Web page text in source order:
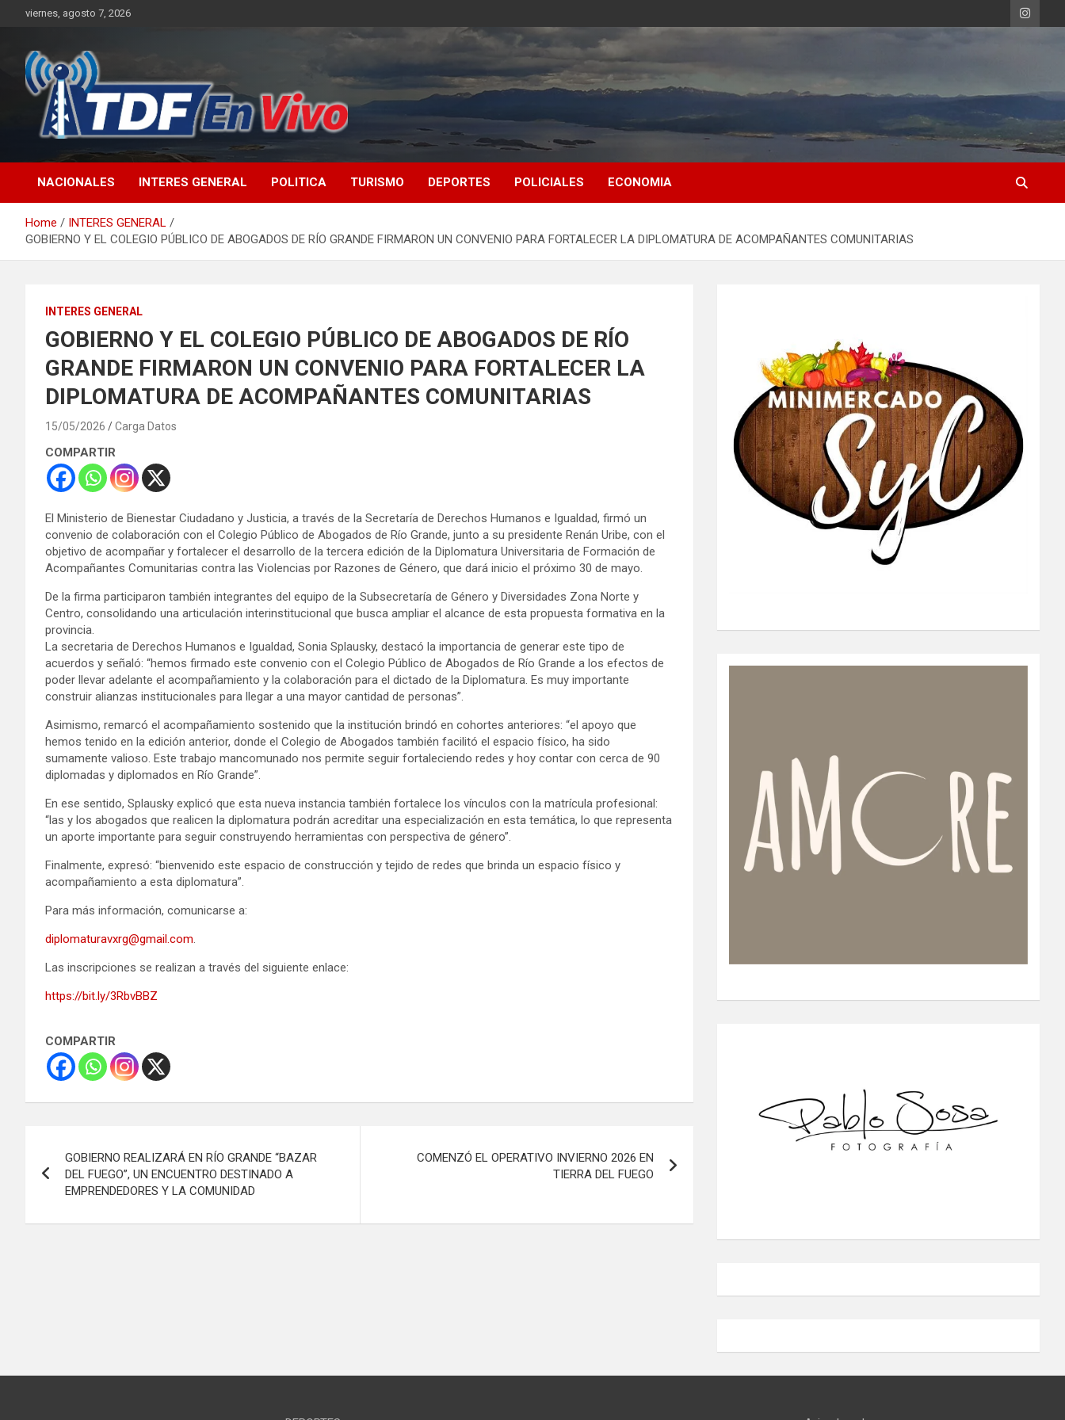
viernes, agosto 7, 2026
NACIONALES INTERES GENERAL POLITICA TURISMO DEPORTES POLICIALES ECONOMIA
Home
INTERES GENERAL
GOBIERNO Y EL COLEGIO PÚBLICO DE ABOGADOS DE RÍO GRANDE FIRMARON UN CONVENIO PARA FORTALECER LA DIPLOMATURA DE ACOMPAÑANTES COMUNITARIAS
INTERES GENERAL
GOBIERNO Y EL COLEGIO PÚBLICO DE ABOGADOS DE RÍO
GRANDE FIRMARON UN CONVENIO PARA FORTALECER LA
DIPLOMATURA DE ACOMPAÑANTES COMUNITARIAS
15/05/2026 Carga Datos
COMPARTIR
El Ministerio de Bienestar Ciudadano y Justicia, a través de la Secretaría de Derechos Humanos e Igualdad, firmó un
convenio de colaboración con el Colegio Público de Abogados de Río Grande, junto a su presidente Renán Uribe, con el
objetivo de acompañar y fortalecer el desarrollo de la tercera edición de la Diplomatura Universitaria de Formación de
Acompañantes Comunitarias contra las Violencias por Razones de Género, que dará inicio el próximo 30 de mayo.
De la firma participaron también integrantes del equipo de la Subsecretaría de Género y Diversidades Zona Norte y
Centro, consolidando una articulación interinstitucional que busca ampliar el alcance de esta propuesta formativa en la
provincia.
La secretaria de Derechos Humanos e Igualdad, Sonia Splausky, destacó la importancia de generar este tipo de
acuerdos y señaló: “hemos firmado este convenio con el Colegio Público de Abogados de Río Grande a los efectos de
poder llevar adelante el acompañamiento y la colaboración para el dictado de la Diplomatura. Es muy importante
construir alianzas institucionales para llegar a una mayor cantidad de personas”.
Asimismo, remarcó el acompañamiento sostenido que la institución brindó en cohortes anteriores: “el apoyo que
hemos tenido en la edición anterior, donde el Colegio de Abogados también facilitó el espacio físico, ha sido
sumamente valioso. Este trabajo mancomunado nos permite seguir fortaleciendo redes y hoy contar con cerca de 90
diplomadas y diplomados en Río Grande”.
En ese sentido, Splausky explicó que esta nueva instancia también fortalece los vínculos con la matrícula profesional:
“las y los abogados que realicen la diplomatura podrán acreditar una especialización en esta temática, lo que representa
un aporte importante para seguir construyendo herramientas con perspectiva de género”.
Finalmente, expresó: “bienvenido este espacio de construcción y tejido de redes que brinda un espacio físico y
acompañamiento a esta diplomatura”.
Para más información, comunicarse a:
diplomaturavxrg@gmail.com.
Las inscripciones se realizan a través del siguiente enlace:
https://bit.ly/3RbvBBZ
COMPARTIR
de
GOBIERNO REALIZARÁ EN RÍO GRANDE “BAZAR
DEL FUEGO”, UN ENCUENTRO DESTINADO A
EMPRENDEDORES Y LA COMUNIDAD
COMENZÓ EL OPERATIVO INVIERNO 2026 EN
TIERRA DEL FUEGO